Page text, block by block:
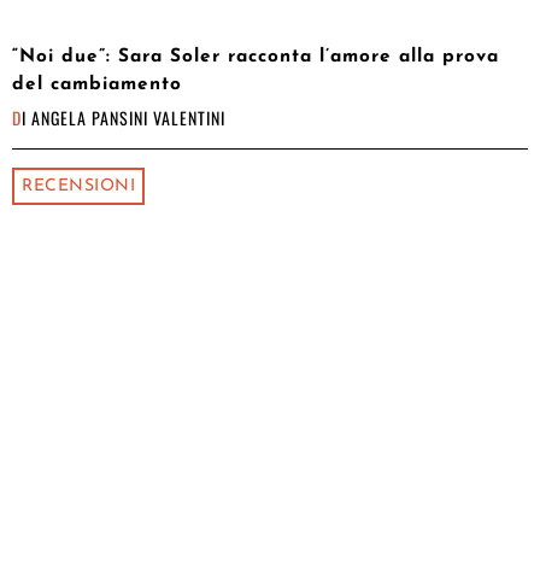
“Noi due”: Sara Soler racconta l’amore alla prova
del cambiamento
DI ANGELA PANSINI VALENTINI
RECENSIONI